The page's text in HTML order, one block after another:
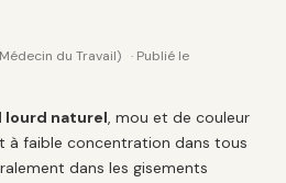
du Travail) · Publié le
lourd naturel, mou et de couleur
à faible concentration dans tous
dans les gisements